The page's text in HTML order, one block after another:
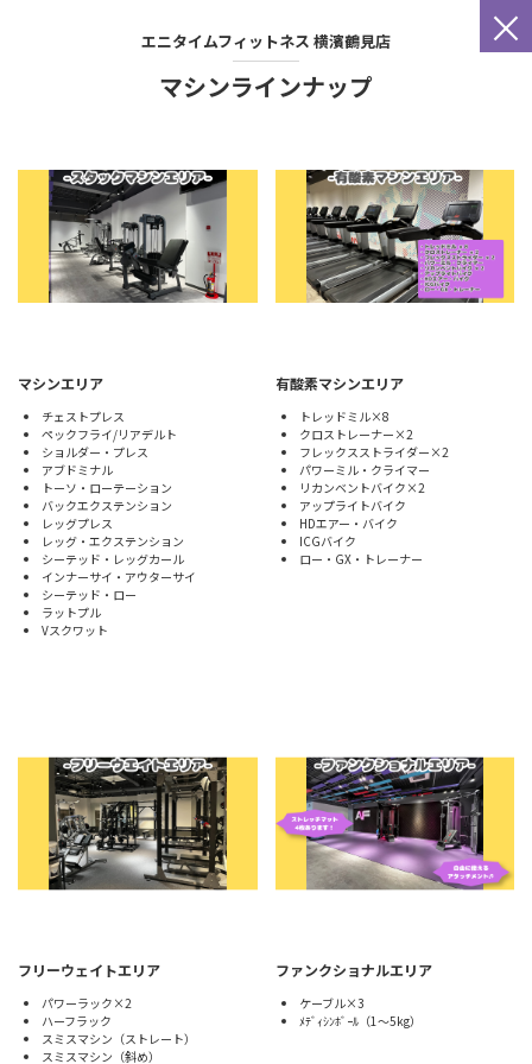
×
エニタイムフィットネス 横濱鶴見店
マシンラインナップ
マシンエリア
チェストプレス
ペックフライ/リアデルト
ショルダー・プレス
アブドミナル
トーソ・ローテーション
バックエクステンション
レッグプレス
レッグ・エクステンション
シーテッド・レッグカール
インナーサイ・アウターサイ
シーテッド・ロー
ラットプル
Vスクワット
有酸素マシンエリア
トレッドミル×8
クロストレーナー×2
フレックスストライダー×2
パワーミル・クライマー
リカンベントバイク×2
アップライトバイク
HDエアー・バイク
ICGバイク
ロー・GX・トレーナー
フリーウェイトエリア
パワーラック×2
ハーフラック
スミスマシン（ストレート）
スミスマシン（斜め）
ファンクショナルエリア
ケーブル×3
ﾒﾃﾞｨｼﾝﾎﾞｰﾙ（1～5kg）